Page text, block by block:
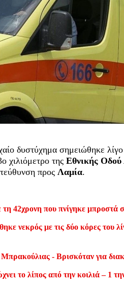
δυστύχημα σημειώθηκε
χιλιόμετρο της Εθνικής
προς Λαμία.
42χρονη που πνίγηκε μπροστά
νεκρός με τις δύο κόρες του
- Βρισκόταν για
το λίπος από την κοιλιά – 1